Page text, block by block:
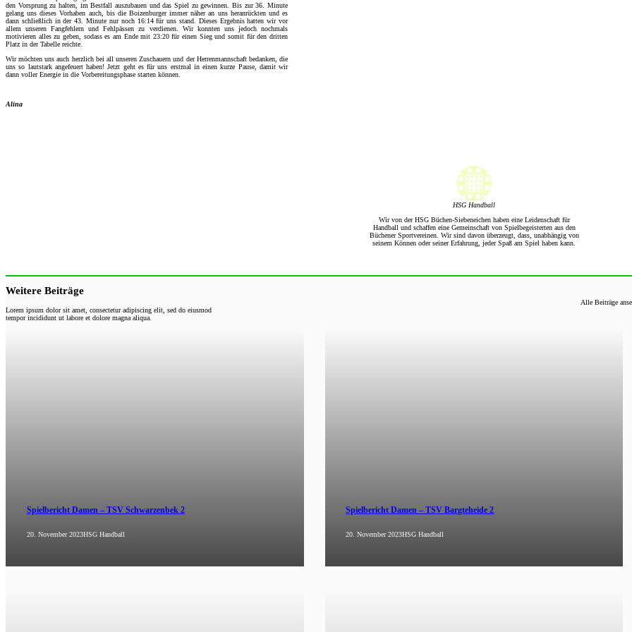
den Vorsprung zu halten, im Bestfall auszubauen und das Spiel zu gewinnen. Bis zur 36. Minute
gelang uns dieses Vorhaben auch, bis die Boizenburger immer näher an uns heranrückten und es
dann schließlich in der 43. Minute nur noch 16:14 für uns stand. Dieses Ergebnis hatten wir vor
allem unseren Fangfehlern und Fehlpässen zu verdienen. Wir konnten uns jedoch nochmals
motivieren alles zu geben, sodass es am Ende mit 23:20 für einen Sieg und somit für den dritten
Platz in der Tabelle reichte.
Wir möchten uns auch herzlich bei all unseren Zuschauern und der Herrenmannschaft bedanken, die
uns so lautstark angefeuert haben! Jetzt geht es für uns erstmal in einen kurze Pause, damit wir
dann voller Energie in die Vorbereitungsphase starten können.
Alina
HSG Handball
Wir von der HSG Büchen-Siebeneichen haben eine Leidenschaft für
Handball und schaffen eine Gemeinschaft von Spielbegeisterten aus den
Büchener Sportvereinen. Wir sind davon überzeugt, dass, unabhängig von
seinem Können oder seiner Erfahrung, jeder Spaß am Spiel haben kann.
Weitere Beiträge
Lorem ipsum dolor sit amet, consectetur adipiscing elit, sed do eiusmod
tempor incididunt ut labore et dolore magna aliqua.
Alle Beiträge
Spielbericht Damen – TSV Schwarzenbek 2
20. November 2023HSG Handball
Spielbericht Damen – TSV Bargteheide 2
20. November 2023HSG Handball